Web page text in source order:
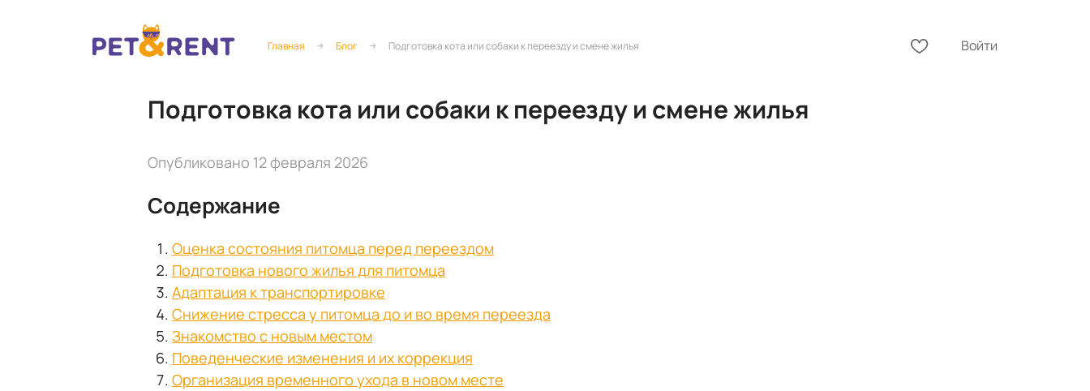
Главная Блог Подготовка кота или собаки к переезду и смене жилья Войти
Подготовка кота или собаки к переезду и смене жилья
Опубликовано 12 февраля 2026
Содержание
Оценка состояния питомца перед переездом
Подготовка нового жилья для питомца
Адаптация к транспортировке
Снижение стресса у питомца до и во время переезда
Знакомство с новым местом
Поведенческие изменения и их коррекция
Организация временного ухода в новом месте